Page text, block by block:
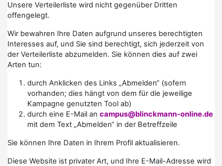
Unsere Verteilerliste wird nicht gegenüber Dritten
offengelegt.
Wir bewahren Ihre Daten aufgrund unseres berechtigten
Interesses auf, und Sie sind berechtigt, sich jederzeit von
der Verteilerliste abzumelden. Sie können dies auf zwei
Arten tun:
durch Anklicken des Links „Abmelden“ (sofern
vorhanden; dies hängt von dem für die jeweilige
Kampagne genutzten Tool ab)
durch eine E-Mail an campus@blinckmann-online.de
mit dem Text „Abmelden“ in der Betreffzeile
Sie können Ihre Daten in Ihrem Profil aktualisieren.
Diese Website ist privater Art, und Ihre E-Mail-Adresse wird